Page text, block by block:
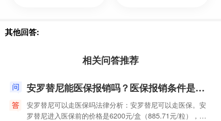
其他回答:
相关问答推荐
安罗替尼能医保报销吗？医保报销条件是什么？
安罗替尼可以走医保吗法律分析：安罗替尼可以走医保。安
罗替尼进入医保前的价格是6200元/盒（885.71元/粒），进